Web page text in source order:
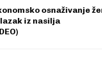
osnaživanje
iz nasilja